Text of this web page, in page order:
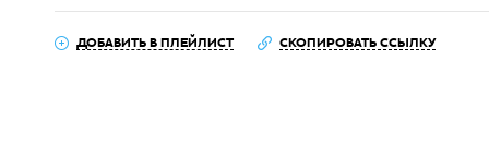
ДОБАВИТЬ В ПЛЕЙЛИСТ СКОПИРОВАТЬ ССЫЛКУ